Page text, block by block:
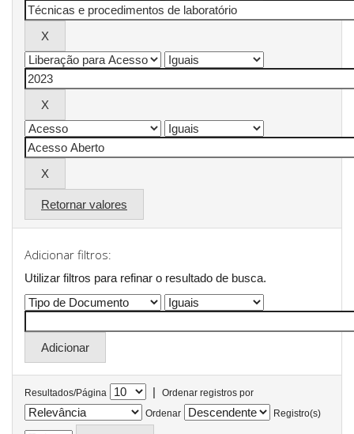
Retornar valores
Adicionar filtros:
Utilizar filtros para refinar o resultado de busca.
Resultados/Página |
Ordenar registros por
Ordenar
Registro(s)